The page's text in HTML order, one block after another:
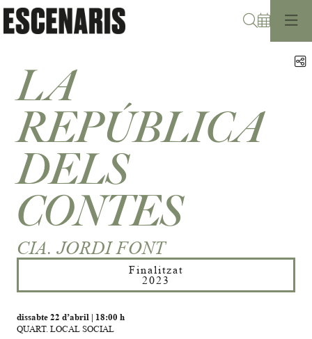
LA
REPÚBLICA
DELS
CONTES
CIA. JORDI FONT
Finalitzat
2023
dissabte 22 d’abril| 18:00 h
QUART. LOCAL SOCIAL